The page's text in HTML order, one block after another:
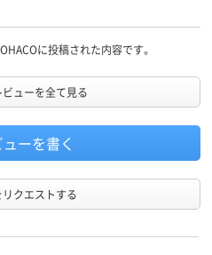
に投稿された内容です。
ューを全て見る
ューを書く
クエストする